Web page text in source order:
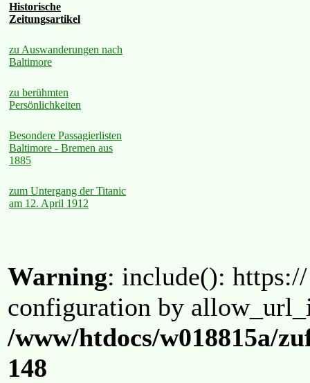
Historische
Zeitungsartikel
zu Auswanderungen nach
Baltimore
zu berühmten
Persönlichkeiten
Besondere Passagierlisten
Baltimore - Bremen aus
1885
zum Untergang der Titanic
am 12. April 1912
Warning: include():
configuration by
/www/htdocs/w018815a/
148